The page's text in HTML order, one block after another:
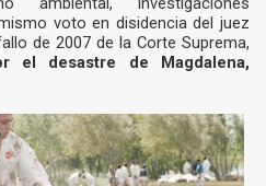
voto en disidencia del juez
de 2007 de la Corte Suprema,
el desastre de Magdalena,